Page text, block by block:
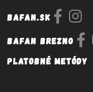
Bafan.sk
Bafan Brezno
Platobné metódy